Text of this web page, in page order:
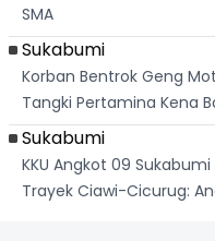
SMA
Sukabumi
Korban Bentrok Geng
Tangki Pertamina Kena
Sukabumi
KKU Angkot 09
Trayek Ciawi-Cicurug: